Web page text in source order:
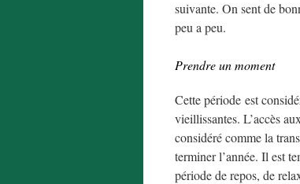
suivante. On sent de
peu a peu.
Prendre un moment
Cette période est
vieillissantes. L’accès
considéré comme la
terminer l’année. Il est
période de repos, de